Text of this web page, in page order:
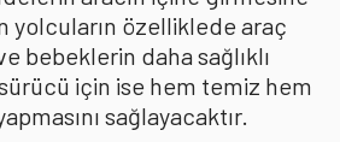
yolcuların özelliklede araç
bebeklerin daha sağlıklı
için ise hem temiz hem
sağlayacaktır.